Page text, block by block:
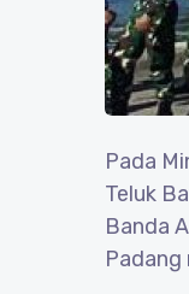
Pada
Teluk
Banda
Padang